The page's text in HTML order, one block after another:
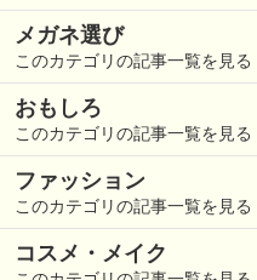
メガネ選び
このカテゴリの記事一覧を見る
おもしろ
このカテゴリの記事一覧を見る
ファッション
このカテゴリの記事一覧を見る
コスメ・メイク